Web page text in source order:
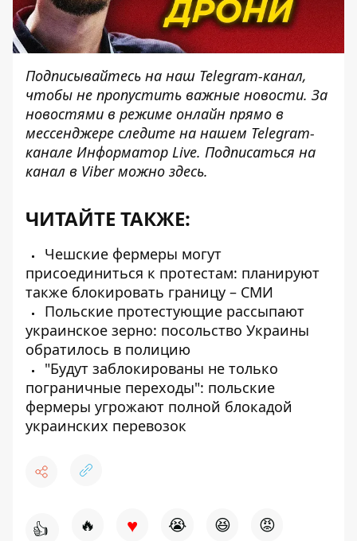
Подписывайтесь на наш Telegram-канал,
чтобы не пропустить важные новости. За
новостями в режиме онлайн прямо в
мессенджере следите на нашем Telegram-
канале Информатор Live. Подписаться на
канал в Viber можно здесь.
ЧИТАЙТЕ ТАКЖЕ:
Чешские фермеры могут
присоединиться к протестам: планируют
также блокировать границу – СМИ
Польские протестующие рассыпают
украинское зерно: посольство Украины
обратилось в полицию
"Будут заблокированы не только
пограничные переходы": польские
фермеры угрожают полной блокадой
украинских перевозок
👍 🔥 ♥ 😭 😆 😡